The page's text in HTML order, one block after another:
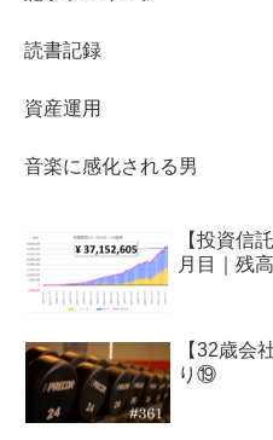
読書記録
資産運用
音楽に感化される男
【投資信
月目｜残
【32歳会
り⑲